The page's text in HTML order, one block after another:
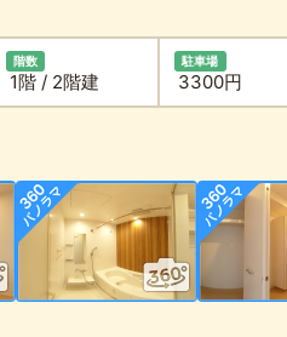
階数
1階 / 2階建
駐車場
3300円